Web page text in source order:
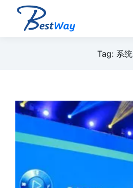
Tag: 系统